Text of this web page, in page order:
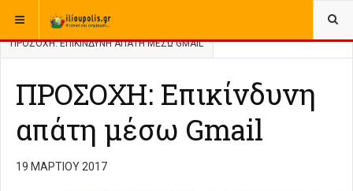
ΒΡΊΣΚΕΣΤΕ ΕΔΏ: ΑΡΧΙΚΉ
ΠΡΟΣΟΧΗ: ΕΠΙΚΊΝΔΥΝΗ ΑΠΆΤΗ ΜΈΣΩ GMAIL
ΠΡΟΣΟΧΗ: Επικίνδυνη
απάτη μέσω Gmail
19 ΜΑΡΤΊΟΥ 2017